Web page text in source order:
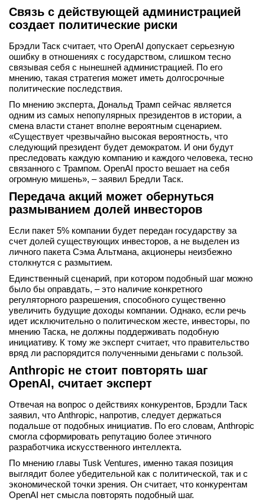
Связь с действующей администрацией
создает политические риски
Брэдли Таск считает, что OpenAI допускает серьезную
ошибку в отношениях с государством, слишком тесно
связывая себя с нынешней администрацией. По его
мнению, такая стратегия может иметь долгосрочные
политические последствия.
По мнению эксперта, Дональд Трамп сейчас является
одним из самых непопулярных президентов в истории, а
смена власти станет вполне вероятным сценарием.
«Существует чрезвычайно высокая вероятность, что
следующий президент будет демократом. И они будут
преследовать каждую компанию и каждого человека, тесно
связанного с Трампом. OpenAI просто вешает на себя
огромную мишень», – заявил Бредли Таск.
Передача акций может обернуться
размыванием долей инвесторов
Если пакет 5% компании будет передан государству за
счет долей существующих инвесторов, а не выделен из
личного пакета Сэма Альтмана, акционеры неизбежно
столкнутся с размытием.
Единственный сценарий, при котором подобный шаг можно
было бы оправдать, – это наличие конкретного
регуляторного разрешения, способного существенно
увеличить будущие доходы компании. Однако, если речь
идет исключительно о политическом жесте, инвесторы, по
мнению Таска, не должны поддерживать подобную
инициативу. К тому же эксперт считает, что правительство
вряд ли распорядится полученными деньгами с пользой.
Anthropic не стоит повторять шаг
OpenAI, считает эксперт
Отвечая на вопрос о действиях конкурентов, Брэдли Таск
заявил, что Anthropic, напротив, следует держаться
подальше от подобных инициатив. По его словам, Anthropic
смогла сформировать репутацию более этичного
разработчика искусственного интеллекта.
По мнению главы Tusk Ventures, именно такая позиция
выглядит более убедительной как с политической, так и с
экономической точки зрения. Он считает, что конкурентам
OpenAI нет смысла повторять подобный шаг.